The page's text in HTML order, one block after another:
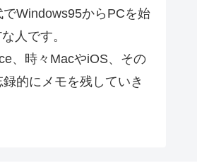
でWindows95からPCを始
人です。
、時々MacやiOS、その
的にメモを残していき